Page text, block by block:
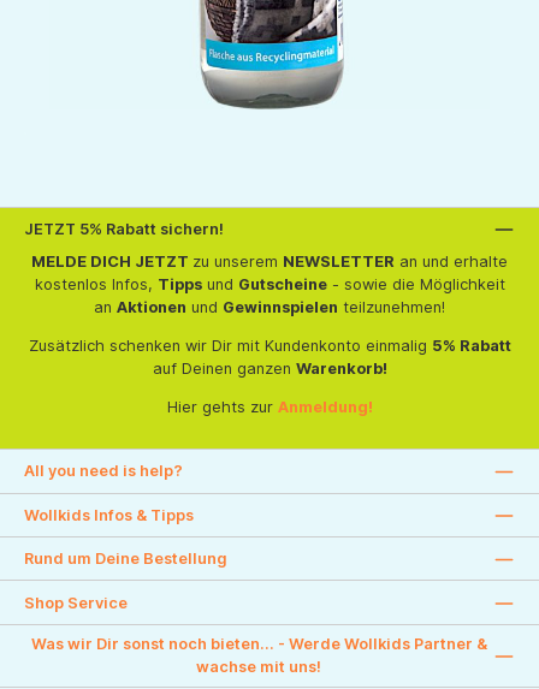
JETZT 5% Rabatt sichern!
MELDE DICH JETZT zu unserem NEWSLETTER an und erhalte
kostenlos Infos, Tippsund Gutscheine- sowie die Möglichkeit
an Aktionen und Gewinnspielen teilzunehmen!
Zusätzlich schenken wir Dir mit Kundenkonto einmalig 5% Rabatt
auf Deinen ganzen Warenkorb!
Hier gehts zur Anmeldung!
All you need is help?
Wollkids Infos & Tipps
Rund um Deine Bestellung
Shop Service
Was wir Dir sonst noch bieten... - Werde Wollkids Partner &
wachse mit uns!